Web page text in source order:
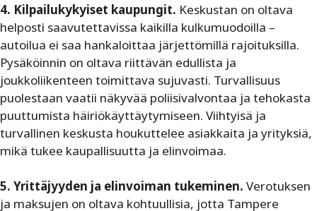
4. Kilpailukykyiset kaupungit. Keskustan on oltava
helposti saavutettavissa kaikilla kulkumuodoilla –
autoilua ei saa hankaloittaa järjettömillä rajoituksilla.
Pysäköinnin on oltava riittävän edullista ja
joukkoliikenteen toimittava sujuvasti. Turvallisuus
puolestaan vaatii näkyvää poliisivalvontaa ja tehokasta
puuttumista häiriökäyttäytymiseen. Viihtyisä ja
turvallinen keskusta houkuttelee asiakkaita ja yrityksiä,
mikä tukee kaupallisuutta ja elinvoimaa.
5. Yrittäjyyden ja elinvoiman tukeminen. Verotuksen
ja maksujen on oltava kohtuullisia, jotta Tampere